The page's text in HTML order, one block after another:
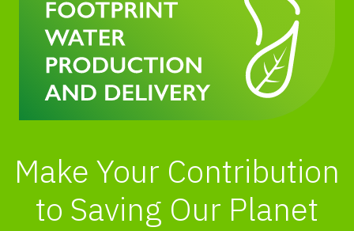
Make Your Contribution
to Saving Our Planet